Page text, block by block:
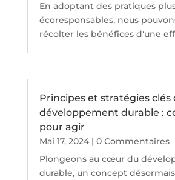
En adoptant des pratiques
écoresponsables, nous
récolter les bénéfices d'une
Principes et stratégies clés
développement durable :
pour agir
Mai 17, 2024| 0 Commentaires
Plongeons au cœur du
durable, un concept désormais